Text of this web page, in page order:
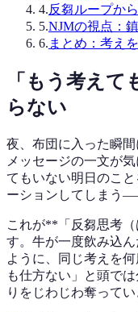
4.反芻ループか
5.NJMの視点：
6. まとめ：考え
「もう考えて
らない
夜、布団に入った瞬
メッセージの一文が
てもいない明日のこ
ーションしてしまう
これが**「反芻思考
す。牛が一度飲み込
ように、同じ考えを
も仕方ない」と頭で
りをじわじわ奪ってい